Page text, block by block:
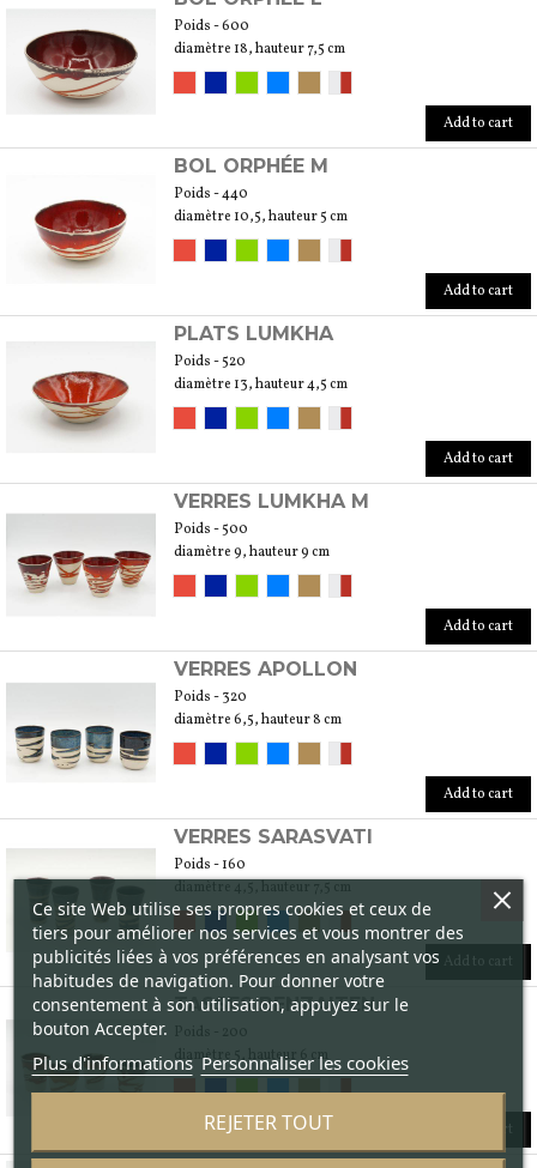
Poids - 600
diamètre 18, hauteur 7,5 cm
Add to cart
BOL ORPHÉE M
Poids - 440
diamètre 10,5, hauteur 5 cm
Add to cart
PLATS LUMKHA
Poids - 520
diamètre 13, hauteur 4,5 cm
Add to cart
VERRES LUMKHA M
Poids - 500
diamètre 9, hauteur 9 cm
Add to cart
VERRES APOLLON
Poids - 320
diamètre 6,5, hauteur 8 cm
Add to cart
VERRES SARASVATI
Poids - 160
Add to cart
TASSES BENZAITEN
diamètre 5, hauteur 6 cm
Add to cart
Ce site Web utilise ses propres cookies et ceux de
tiers pour améliorer nos services et vous montrer des
publicités liées à vos préférences en analysant vos
habitudes de navigation. Pour donner votre
consentement à son utilisation, appuyez sur le
bouton Accepter.
Plus d'informations Personnaliser les cookies
REJETER TOUT